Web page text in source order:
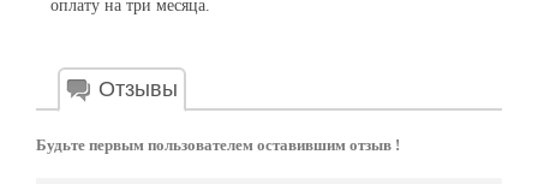
оплату на три месяца.
Отзывы
Будьте первым пользователем оставившим отзыв !